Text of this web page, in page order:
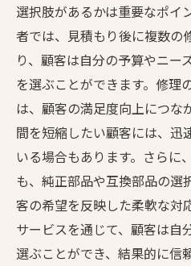
選択肢があるかは重要なポイ
者では、見積もり後に複数の
り、顧客は自分の予算やニー
を選ぶことができます。修理
は、顧客の満足度向上につな
間を短縮したい顧客には、迅
いる場合もあります。さらに
も、純正部品や互換部品の選
客の希望を反映した柔軟な対
サービスを通じて、顧客は自
選ぶことができ、結果的に信